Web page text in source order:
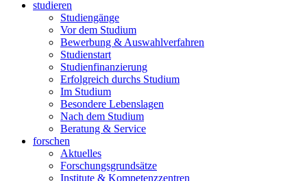
studieren
Studiengänge
Vor dem Studium
Bewerbung & Auswahlverfahren
Studienstart
Studienfinanzierung
Erfolgreich durchs Studium
Im Studium
Besondere Lebenslagen
Nach dem Studium
Beratung & Service
forschen
Aktuelles
Forschungsgrundsätze
Institute & Kompetenzzentren